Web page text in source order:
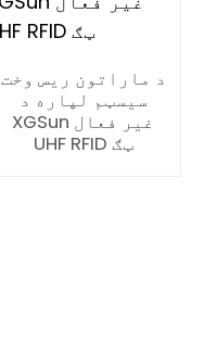
د ماراتون ریس وخت
سیسټم لپاره د
XGSun غیر فعال
UHF RFID ټګ